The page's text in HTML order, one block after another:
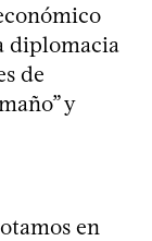
diplomacia
de
y
en